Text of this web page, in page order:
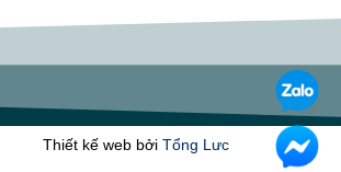
Thiết kế web bởi Tổng Lưc